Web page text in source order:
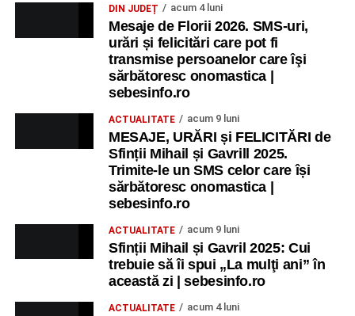
DIN JUDEȚ acum 4 luni
Mesaje de Florii 2026. SMS-uri,
urări și felicitări care pot fi
transmise persoanelor care îşi
sărbătoresc onomastica |
sebesinfo.ro
ACTUALITATE acum 9 luni
MESAJE, URĂRI și FELICITĂRI de
Sfinții Mihail și Gavrill 2025.
Trimite-le un SMS celor care își
sărbătoresc onomastica |
sebesinfo.ro
ACTUALITATE acum 9 luni
Sfinții Mihail și Gavril 2025: Cui
trebuie să îi spui „La mulţi ani” în
această zi | sebesinfo.ro
ACTUALITATE acum 4 luni